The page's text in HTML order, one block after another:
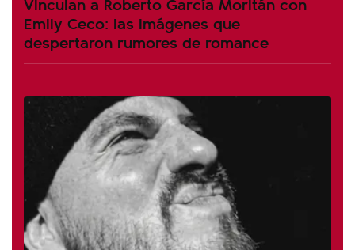
Emily Ceco: las imágenes que
despertaron rumores de romance